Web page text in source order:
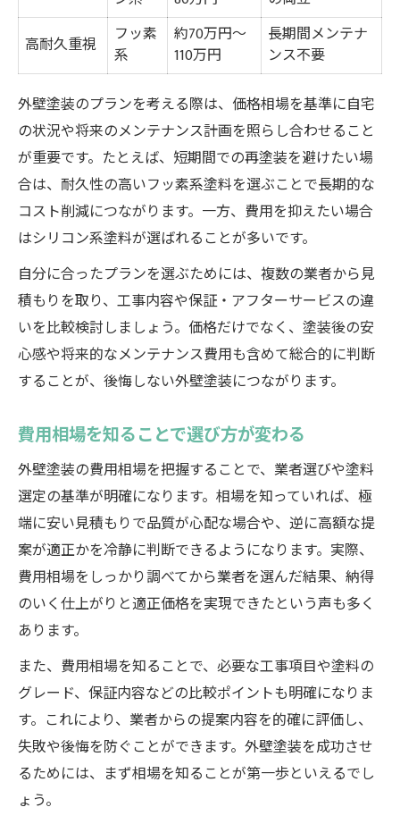
高耐久重視
フッ素
系
約70万円〜
110万円
長期間メンテナ
ンス不要
外壁塗装のプランを考える際は、価格相場を基準に自宅
の状況や将来のメンテナンス計画を照らし合わせること
が重要です。たとえば、短期間での再塗装を避けたい場
合は、耐久性の高いフッ素系塗料を選ぶことで長期的な
コスト削減につながります。一方、費用を抑えたい場合
はシリコン系塗料が選ばれることが多いです。
自分に合ったプランを選ぶためには、複数の業者から見
積もりを取り、工事内容や保証・アフターサービスの違
いを比較検討しましょう。価格だけでなく、塗装後の安
心感や将来的なメンテナンス費用も含めて総合的に判断
することが、後悔しない外壁塗装につながります。
費用相場を知ることで選び方が変わる
外壁塗装の費用相場を把握することで、業者選びや塗料
選定の基準が明確になります。相場を知っていれば、極
端に安い見積もりで品質が心配な場合や、逆に高額な提
案が適正かを冷静に判断できるようになります。実際、
費用相場をしっかり調べてから業者を選んだ結果、納得
のいく仕上がりと適正価格を実現できたという声も多く
あります。
また、費用相場を知ることで、必要な工事項目や塗料の
グレード、保証内容などの比較ポイントも明確になりま
す。これにより、業者からの提案内容を的確に評価し、
失敗や後悔を防ぐことができます。外壁塗装を成功させ
るためには、まず相場を知ることが第一歩といえるでし
ょう。